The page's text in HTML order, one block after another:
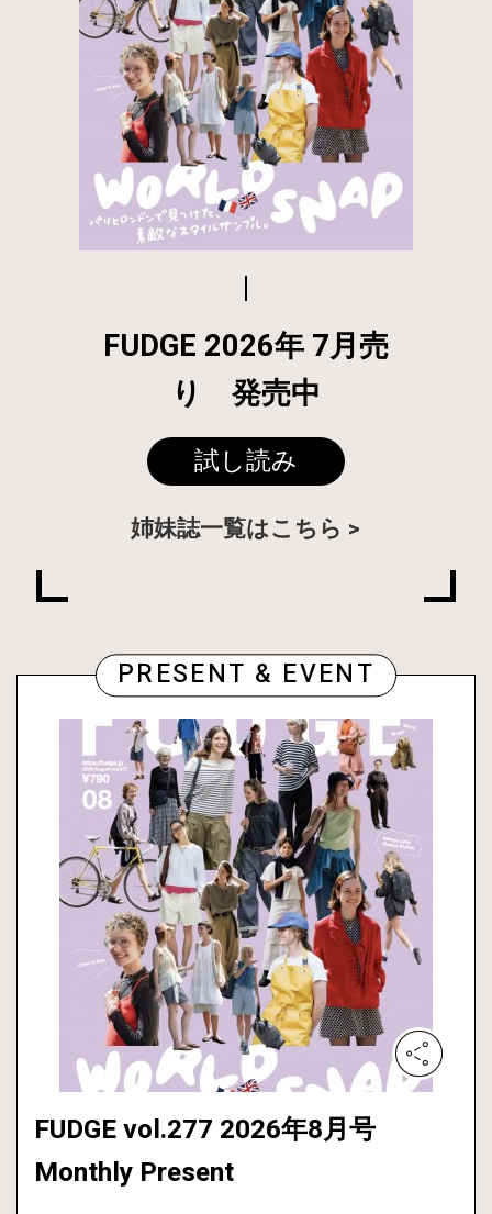
FUDGE 2026年 7月売
り 発売中
試し読み
姉妹誌一覧はこちら
PRESENT & EVENT
FUDGE vol.277 2026年8月号
Monthly Present